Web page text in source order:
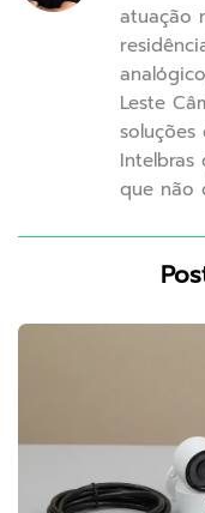
atuação
Leste
Intelbras
que não